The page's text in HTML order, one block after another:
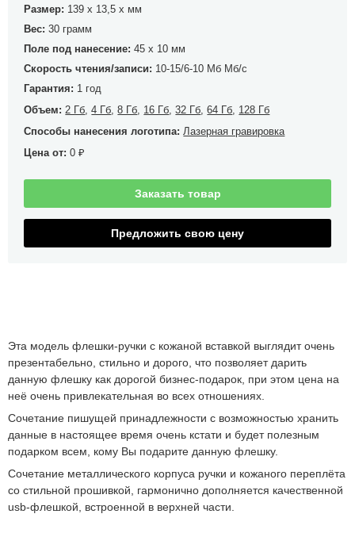
Размер: 139 x 13,5 x мм
Вес:30 грамм
Поле под нанесение:45 x 10 мм
Скорость чтения/записи: 10-15/6-10 Мб Мб/с
Гарантия: 1 год
Объем: 2 Гб ,4 Гб ,8 Гб 16 Гб ,32 Гб ,64 Гб 128 Гб
Способы нанесения логотипа: Лазерная гравировка
Цена от:0 ₽
Заказать товар
Предложить свою цену
Эта модель флешки-ручки с кожаной вставкой выглядит очень
презентабельно, стильно и дорого, что позволяет дарить
данную флешку как дорогой бизнес-подарок, при этом цена на
неё очень привлекательная во всех отношениях.
Сочетание пишущей принадлежности с возможностью хранить
данные в настоящее время очень кстати и будет полезным
подарком всем, кому Вы подарите данную флешку.
Сочетание металлического корпуса ручки и кожаного переплёта
со стильной прошивкой, гармонично дополняется качественной
usb-флешкой, встроенной в верхней части.